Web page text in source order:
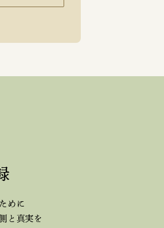
めに
と真実を